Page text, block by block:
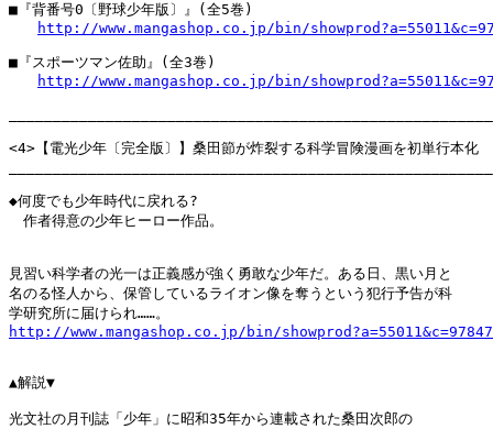
■『背番号0〔野球少年版〕』(全5巻)
http://www.mangashop.co.jp/bin/
■『スポーツマン佐助』(全3巻)
http://www.mangashop.co.jp/bin/
<4>【電光少年〔完全版〕】桑田節が炸裂する科学冒険漫画を初単行本化
◆何度でも少年時代に戻れる?
作者得意の少年ヒーロー作品。
見習い科学者の光一は正義感が強く勇敢な少年だ。ある日、黒い月と
名のる怪人から、保管しているライオン像を奪うという犯行予告が科
http://www.mangashop.co.jp/bin/
▲解説▼
光文社の月刊誌「少年」に昭和35年から連載された桑田次郎の